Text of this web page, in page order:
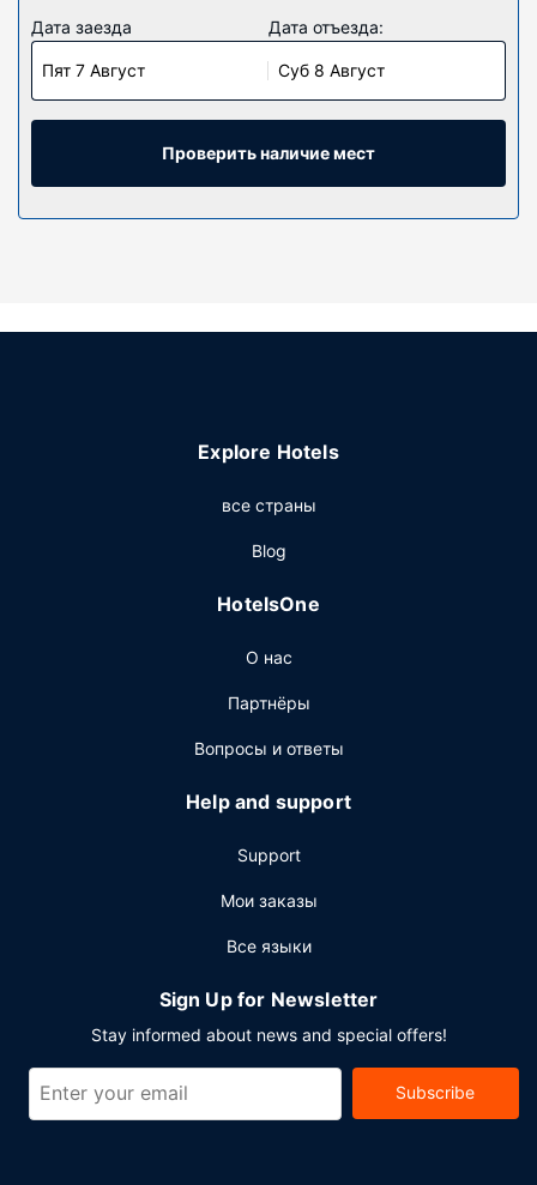
Почувствуйте себя как дома в одном из 7 номеров с
индивидуальным декорированием, которые оснащены
следующим оборудованием: холодильник и LED-
телевизоры. Пружинный ортопедический матрас и
постельное белье из египетского хлопка сделают ваш
отдохнуть и насладиться красивым видом. Этот мини-
следующие услуги и удобства: бесплатный
беспроводной доступ в интернет, услуги консьержа и
услуги няни (за дополнительную плату).
ежедневно с 08:00 до 10:00.
Для удобства гостей предоставляется следующее:
ускоренная регистрация при заезде, ускоренная
регистрация при отъезде и химчистка или прачечная.
Предоставляется бесплатная самостоятельная
Дата заезда
Пят 7 Август
Дата отъезда:
Суб 8 Август
Проверить наличие мест
Explore Hotels
все страны
Blog
HotelsOne
О нас
Партнёры
Вопросы и ответы
Help and support
Support
Мои заказы
Все языки
Sign Up for Newsletter
Stay informed about news and special offers!
Subscribe